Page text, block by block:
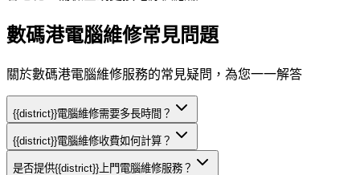
數碼港電腦維修常見問題
關於數碼港電腦維修服務的常見疑問，為您一一解答
{{district}}電腦維修需要多長時間？
{{district}}電腦維修收費如何計算？
是否提供{{district}}上門電腦維修服務？